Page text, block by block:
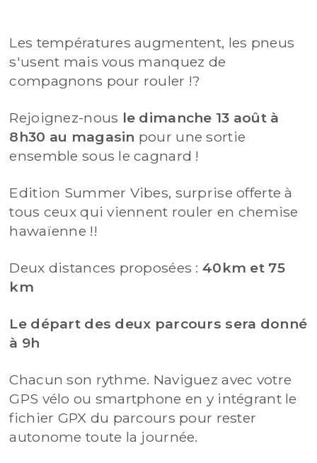
Les températures augmentent, les pneus
s'usent mais vous manquez de
compagnons pour rouler !?
Rejoignez-nous le dimanche 13 août à
8h30 au magasin pour une sortie
ensemble sous le cagnard !
Edition Summer Vibes, surprise offerte à
tous ceux qui viennent rouler en chemise
hawaïenne !!
Deux distances proposées : 40km et 75
km
Le départ des deux parcours sera donné
à 9h
Chacun son rythme. Naviguez avec votre
GPS vélo ou smartphone en y intégrant le
fichier GPX du parcours pour rester
autonome toute la journée.